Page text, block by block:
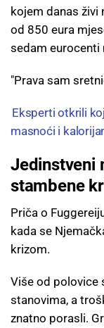
kojem danas
od 850 eura
sedam eurocenti
"Prava sam
Eksperti otkrili
masnoći i
Jedinstveni
stambene
Priča o
kada se
krizom.
Više od polovice
stanovima, a
znatno porasli.